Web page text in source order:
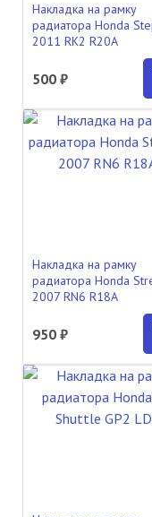
Накладка на рамку
радиатора Honda
2011 RK2 R20A
500 ₽
Накладка на рамку
радиатора Honda
2007 RN6 R18A
950 ₽